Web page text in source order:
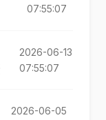
07:55:07
2026-06-13
07:55:07
2026-06-05